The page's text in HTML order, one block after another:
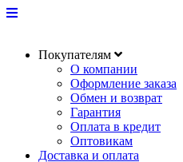
Покупателям
О компании
Оформление заказа
Обмен и возврат
Гарантия
Оплата в кредит
Оптовикам
Доставка и оплата